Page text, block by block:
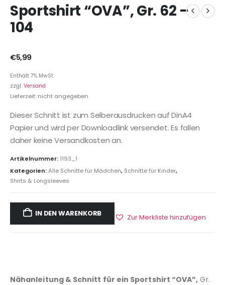
Sportshirt “OVA”, Gr. 62 –
104
€5,99
Enthält 7% MwSt.
zzgl. Versand
Lieferzeit: nicht angegeben
Dieser Schnitt ist zum Selberausdrucken auf DinA4
Papier und wird per Downloadlink versendet. Es fallen
daher keine Versandkosten an.
Artikelnummer: 1193_1
Kategorien:Alle Schnitte für Mädchen, Schnitte für Kinder,
Shirts & Longsleeves
IN DEN WARENKORB Zur Merkliste hinzufügen
Nähanleitung & Schnitt für ein Sportshirt “OVA”, Gr.